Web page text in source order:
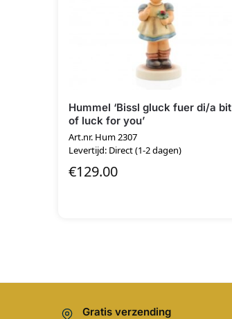
Hummel ‘Bissl gluck fuer di/a bit
of luck for you’
Art.nr. Hum 2307
Levertijd: Direct (1-2 dagen)
€129.00
Gratis verzending